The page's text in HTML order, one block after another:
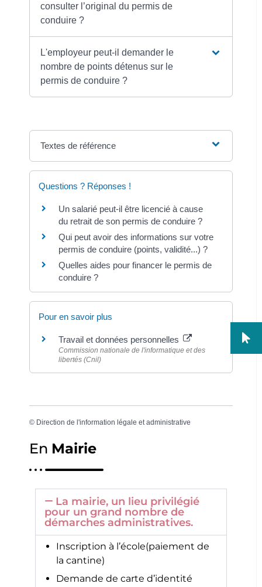
consulter l’original du permis de
conduire ?
L'employeur peut-il demander le
nombre de points détenus sur le
permis de conduire ?
Textes de référence
Questions ? Réponses !
Un salarié peut-il être licencié à cause
du retrait de son permis de conduire ?
Qui peut avoir des informations sur votre
permis de conduire (points, validité...) ?
Quelles aides pour financer le permis de
conduire ?
Pour en savoir plus
Travail et données personnelles
Commission nationale de l'informatique et des
libertés (Cnil)
© Direction de l'information légale et administrative
En Mairie
La mairie, un lieu privilégié
pour un grand nombre de
démarches administratives.
Inscription à l’école(paiement de
la cantine)
Demande de carte d’identité